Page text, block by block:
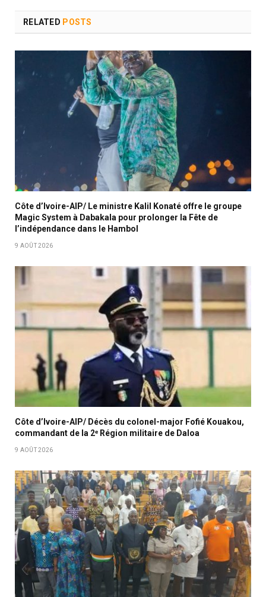
RELATED POSTS
Côte d’Ivoire-AIP/ Le ministre Kalil Konaté offre le groupe
Magic System à Dabakala pour prolonger la Fête de
l’indépendance dans le Hambol
9 AOÛT 2026
Côte d’Ivoire-AIP/ Décès du colonel-major Fofié Kouakou,
commandant de la 2ᵉ Région militaire de Daloa
9 AOÛT 2026